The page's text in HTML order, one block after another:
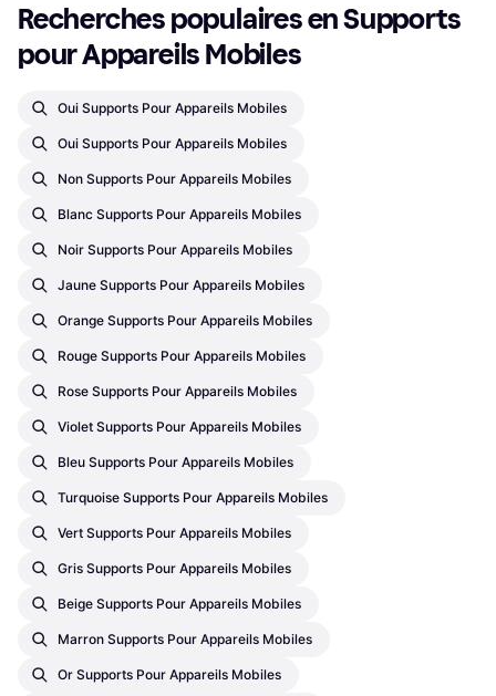
Recherches populaires en Supports
pour Appareils Mobiles
Oui Supports Pour Appareils Mobiles
Oui Supports Pour Appareils Mobiles
Non Supports Pour Appareils Mobiles
Blanc Supports Pour Appareils Mobiles
Noir Supports Pour Appareils Mobiles
Jaune Supports Pour Appareils Mobiles
Orange Supports Pour Appareils Mobiles
Rouge Supports Pour Appareils Mobiles
Rose Supports Pour Appareils Mobiles
Violet Supports Pour Appareils Mobiles
Bleu Supports Pour Appareils Mobiles
Turquoise Supports Pour Appareils Mobiles
Vert Supports Pour Appareils Mobiles
Gris Supports Pour Appareils Mobiles
Beige Supports Pour Appareils Mobiles
Marron Supports Pour Appareils Mobiles
Or Supports Pour Appareils Mobiles